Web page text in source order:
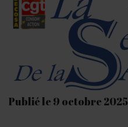
Publié le 9 octobre 2025